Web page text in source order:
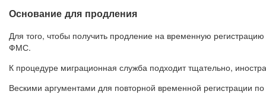
Основание для продления
Для того, чтобы получить продление на временную
ФМС.
К процедуре миграционная служба подходит тщательно,
Вескими аргументами для повторной временной регистрации